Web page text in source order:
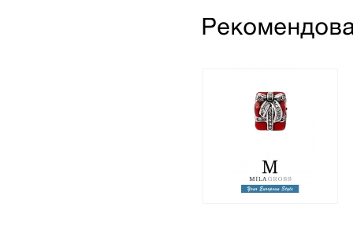
Шарм "Новогодний
подарок с камнями"
(люкс)
600 грн. 320 грн.